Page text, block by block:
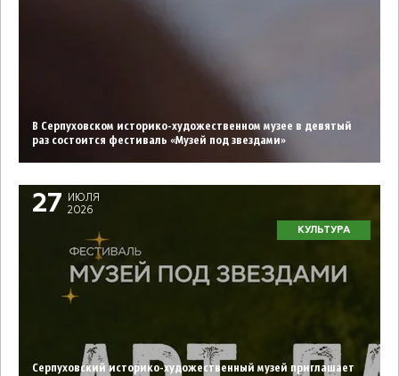
В Серпуховском историко-художественном музее в девятый
раз состоится фестиваль «Музей под звездами»
27
ИЮЛЯ
2026
КУЛЬТУРА
Серпуховский историко-художественный музей приглашает